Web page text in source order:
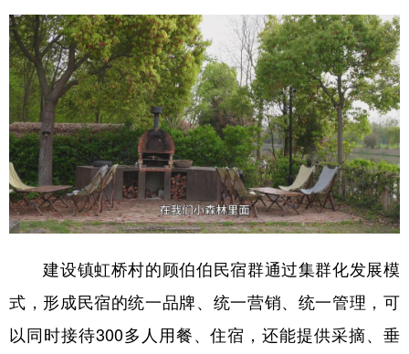
建设镇虹桥村的顾伯伯民宿群通过集群化发展模
式，形成民宿的统一品牌、统一营销、统一管理，可
以同时接待300多人用餐、住宿，还能提供采摘、垂